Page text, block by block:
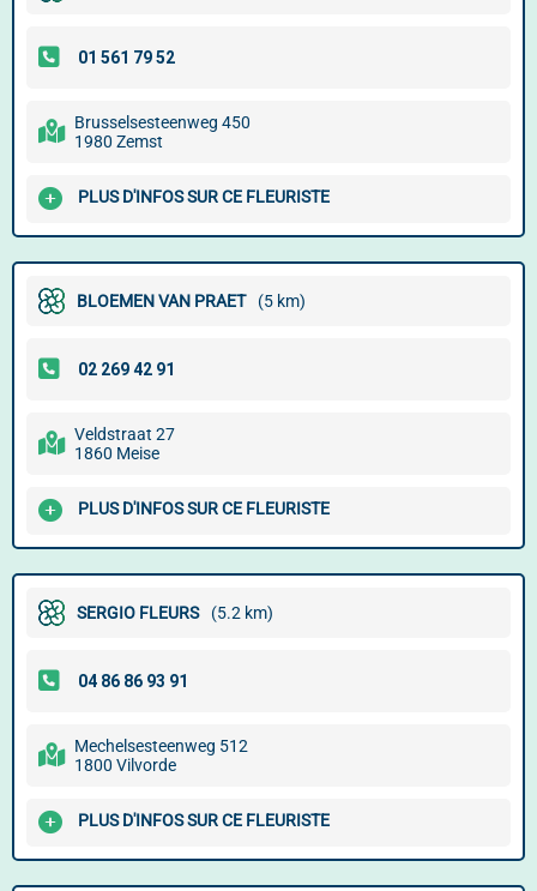
Brusselsesteenweg 450
1980 Zemst
PLUS D'INFOS SUR CE FLEURISTE
BLOEMEN VAN PRAET (5 km)
Veldstraat 27
1860 Meise
PLUS D'INFOS SUR CE FLEURISTE
SERGIO FLEURS (5.2 km)
Mechelsesteenweg 512
1800 Vilvorde
PLUS D'INFOS SUR CE FLEURISTE